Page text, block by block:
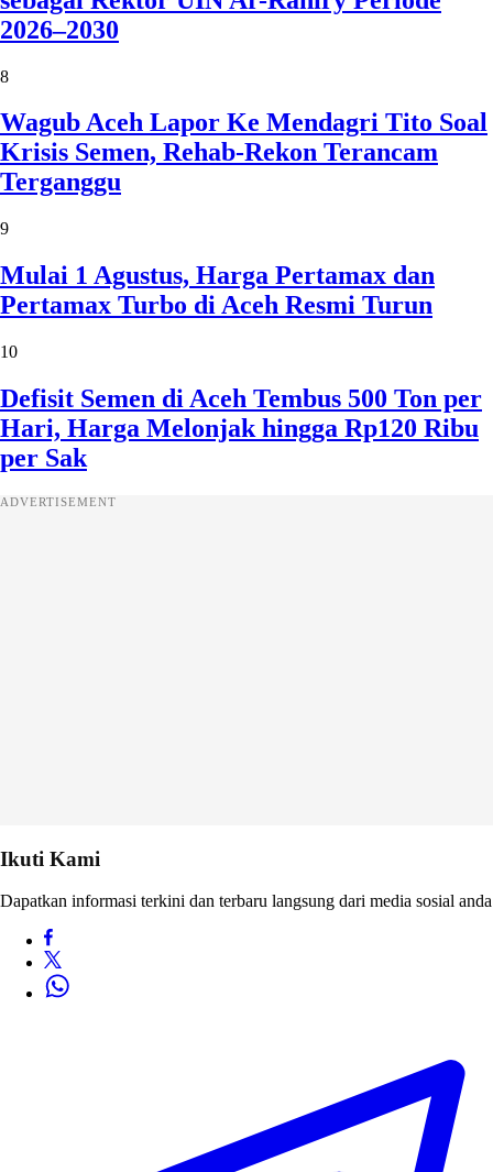
2026–2030
8
Wagub Aceh Lapor Ke Mendagri Tito Soal
Krisis Semen, Rehab-Rekon Terancam
Terganggu
9
Mulai 1 Agustus, Harga Pertamax dan
Pertamax Turbo di Aceh Resmi Turun
10
Defisit Semen di Aceh Tembus 500 Ton per
Hari, Harga Melonjak hingga Rp120 Ribu
per Sak
ADVERTISEMENT
Ikuti Kami
Dapatkan informasi terkini dan terbaru langsung dari media sosial anda